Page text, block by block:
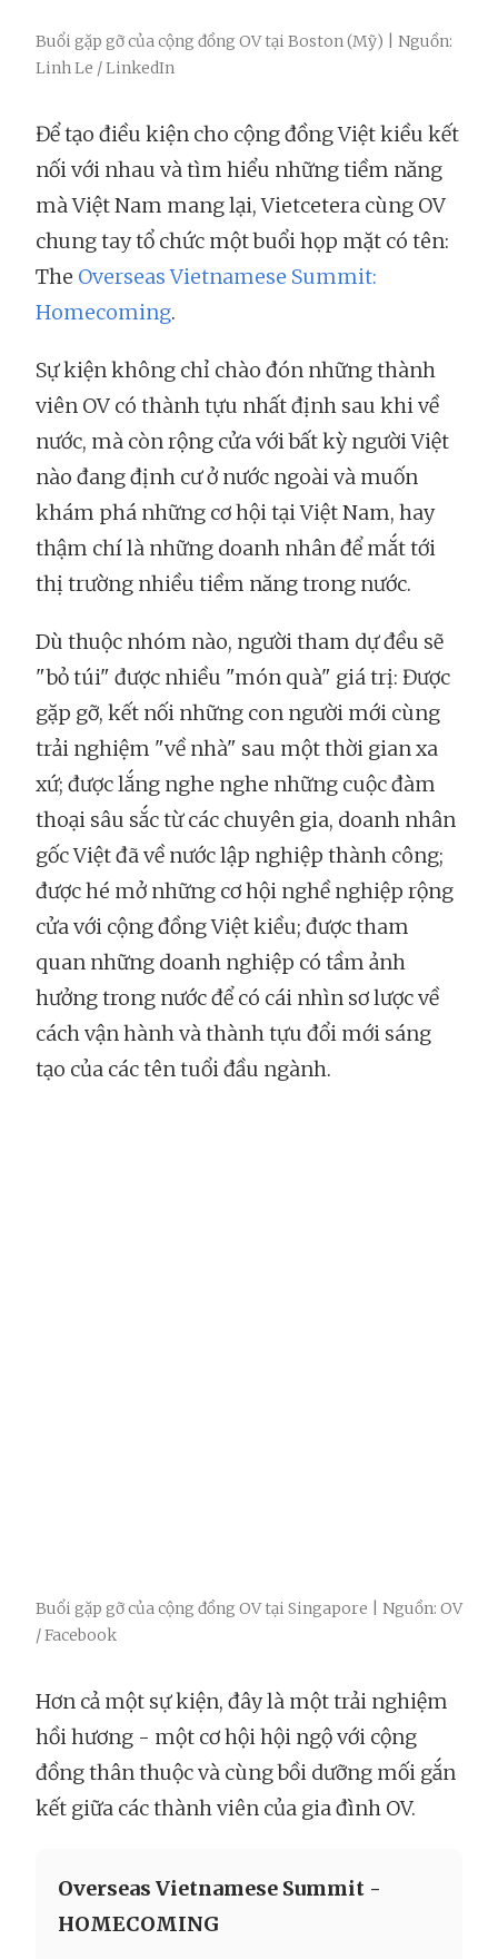
Buổi gặp gỡ của cộng đồng OV tại Boston (Mỹ) | Nguồn:
Linh Le / LinkedIn
Để tạo điều kiện cho cộng đồng Việt kiều kết
nối với nhau và tìm hiểu những tiềm năng
mà Việt Nam mang lại, Vietcetera cùng OV
chung tay tổ chức một buổi họp mặt có tên:
The Overseas Vietnamese Summit:
Homecoming.
Sự kiện không chỉ chào đón những thành
viên OV có thành tựu nhất định sau khi về
nước, mà còn rộng cửa với bất kỳ người Việt
nào đang định cư ở nước ngoài và muốn
khám phá những cơ hội tại Việt Nam, hay
thậm chí là những doanh nhân để mắt tới
thị trường nhiều tiềm năng trong nước.
Dù thuộc nhóm nào, người tham dự đều sẽ
"bỏ túi" được nhiều "món quà" giá trị: Được
gặp gỡ, kết nối những con người mới cùng
trải nghiệm "về nhà" sau một thời gian xa
xứ; được lắng nghe nghe những cuộc đàm
thoại sâu sắc từ các chuyên gia, doanh nhân
gốc Việt đã về nước lập nghiệp thành công;
được hé mở những cơ hội nghề nghiệp rộng
cửa với cộng đồng Việt kiều; được tham
quan những doanh nghiệp có tầm ảnh
hưởng trong nước để có cái nhìn sơ lược về
cách vận hành và thành tựu đổi mới sáng
tạo của các tên tuổi đầu ngành.
Buổi gặp gỡ của cộng đồng OV tại Singapore | Nguồn: OV
/ Facebook
Hơn cả một sự kiện, đây là một trải nghiệm
hồi hương - một cơ hội hội ngộ với cộng
đồng thân thuộc và cùng bồi dưỡng mối gắn
kết giữa các thành viên của gia đình OV.
Overseas Vietnamese Summit -
HOMECOMING